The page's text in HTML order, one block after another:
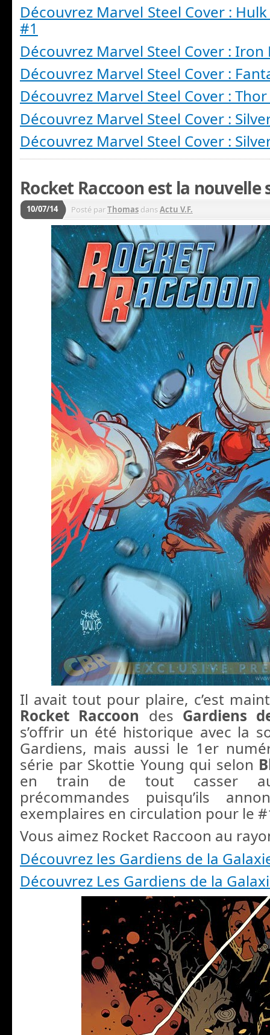
Découvrez Marvel Steel Cover :
#1
Découvrez Marvel Steel Cover :
Découvrez Marvel Steel Cover :
Découvrez Marvel Steel Cover :
Découvrez Marvel Steel Cover :
Découvrez Marvel Steel Cover :
Rocket Raccoon est la nouvelle
10/07/14 Posté parThomas dansActu V.F.
Il avait tout pour plaire, c’est
Rocket Raccoon des Gardiens
s’offrir un été historique avec la
Gardiens, mais aussi le 1er
série par Skottie Young qui selon
en train de tout casser
précommandes puisqu’ils
exemplaires en circulation pour le
Vous aimez Rocket Raccoon au
Découvrez les Gardiens de la
Découvrez Les Gardiens de la